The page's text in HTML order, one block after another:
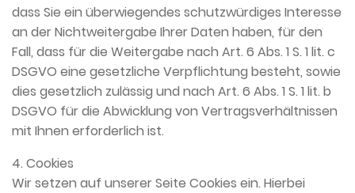
dass Sie ein überwiegendes schutzwürdiges Interesse
an der Nichtweitergabe Ihrer Daten haben, für den
Fall, dass für die Weitergabe nach Art. 6 Abs. 1 S. 1 lit. c
DSGVO eine gesetzliche Verpflichtung besteht, sowie
dies gesetzlich zulässig und nach Art. 6 Abs. 1 S. 1 lit. b
DSGVO für die Abwicklung von Vertragsverhältnissen
mit Ihnen erforderlich ist.
4. Cookies
Wir setzen auf unserer Seite Cookies ein. Hierbei